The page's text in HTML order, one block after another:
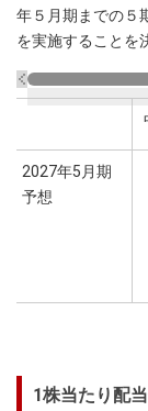
年５月期までの５
を実施することを
2027年5月期
予想
1株当たり配